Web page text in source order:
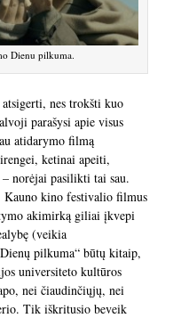
Dienu pilkuma.
nes trokšti kuo
parašysi apie visus
atidarymo filmą
ketinai apeiti,
norėjai pasilikti tai sau.
Kauno kino festivalio filmus
akimirką giliai įkvepi
(veikia
pilkuma“ būtų kitaip,
universiteto kultūros
nei čiaudinčiųjų, nei
Tik iškritusio beveik